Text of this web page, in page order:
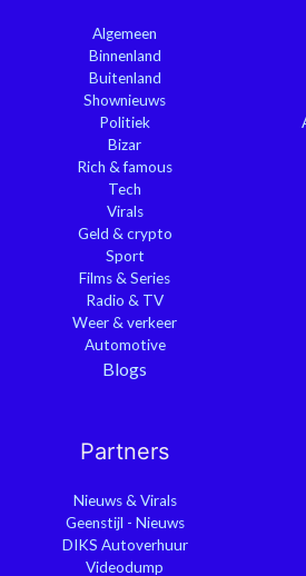
Algemeen
Binnenland
Buitenland
Shownieuws
Politiek
Bizar
Rich & famous
Tech
Virals
Geld & crypto
Sport
Films & Series
Radio & TV
Weer & verkeer
Automotive
Blogs
Partners
Nieuws & Virals
Geenstijl - Nieuws
DIKS Autoverhuur
Videodump